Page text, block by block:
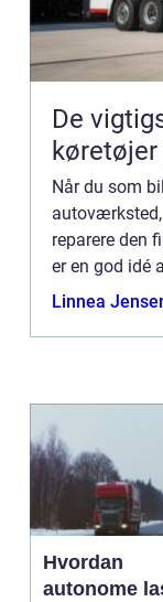
De
køretøjer
Når du som
reparere den
er en god idé
på dit hjem –
Linnea
Hvordan
autonome